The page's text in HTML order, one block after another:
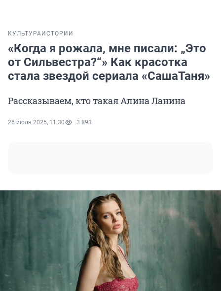
КУЛЬТУРА ИСТОРИИ
«Когда я рожала, мне писали: „Это
от Сильвестра?“» Как красотка
стала звездой сериала «СашаТаня»
Рассказываем, кто такая Алина Ланина
26 июля 2025, 11:30 3 893